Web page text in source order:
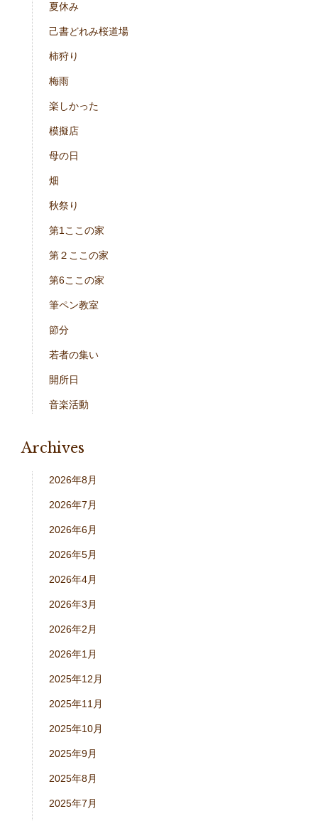
夏休み
己書どれみ桜道場
柿狩り
梅雨
楽しかった
模擬店
母の日
畑
秋祭り
第1ここの家
第２ここの家
第6ここの家
筆ペン教室
節分
若者の集い
開所日
音楽活動
Archives
2026年8月
2026年7月
2026年6月
2026年5月
2026年4月
2026年3月
2026年2月
2026年1月
2025年12月
2025年11月
2025年10月
2025年9月
2025年8月
2025年7月